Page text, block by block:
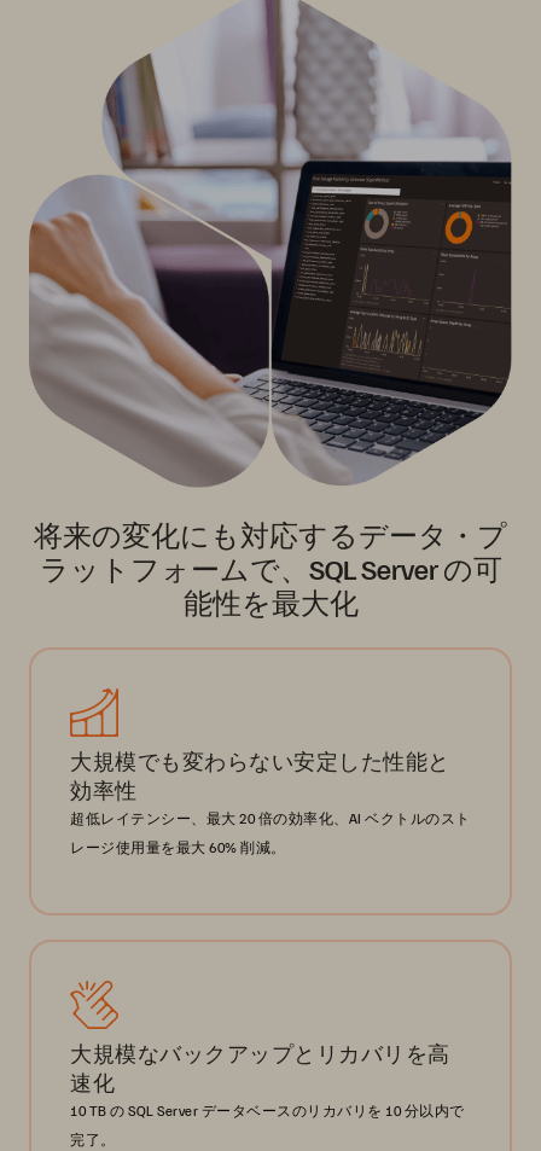
将来の変化にも対応するデータ・プ
ラットフォームで、SQL Server の可
能性を最大化
大規模でも変わらない安定した性能と
効率性
超低レイテンシー、最大 20 倍の効率化、AI ベクトルのスト
レージ使用量を最大 60% 削減。
大規模なバックアップとリカバリを高
速化
10 TB の SQL Server データベースのリカバリを 10 分以内で
完了。